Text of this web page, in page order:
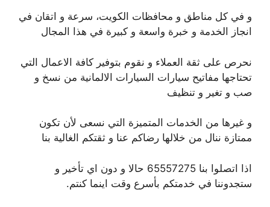
و في كل مناطق و محافظات الكويت، سرعة و اتقان في
انجاز الخدمة و خبرة واسعة و كبيرة في هذا المجال
نحرص على ثقة العملاء و نقوم بتوفير كافة الاعمال التي
تحتاجها مفاتيح سيارات السيارات الالمانية من نسخ و
صب و تغير و تنظيف
و غيرها من الخدمات المتميزة التي نسعى لأن تكون
ممتازة ننال من خلالها رضاكم عنا و ثقتكم الغالية بنا
اذا اتصلوا بنا 65557275 حالا و دون اي تأخير و
ستجدوننا في خدمتكم بأسرع وقت اينما كنتم.